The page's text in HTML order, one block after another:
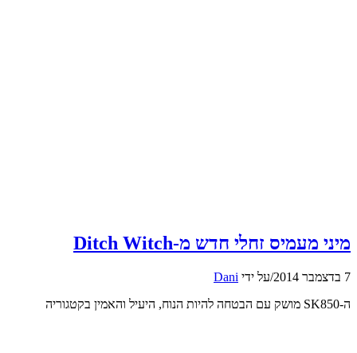
מיני מעמיס זחלי חדש מ-Ditch Witch
7 בדצמבר 2014 /על ידי Dani
ה-SK850 מושק עם הבטחה להיות הנוח, היעיל והאמין בקטגוריה